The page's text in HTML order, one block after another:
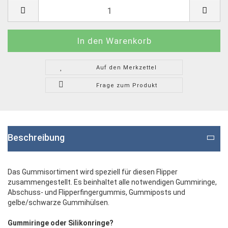
Auf den Merkzettel
Frage zum Produkt
Beschreibung
Das Gummisortiment wird speziell für diesen Flipper
zusammengestellt. Es beinhaltet alle notwendigen Gummiringe,
Abschuss- und Flipperfingergummis, Gummiposts und
gelbe/schwarze Gummihülsen.
Gummiringe oder Silikonringe?